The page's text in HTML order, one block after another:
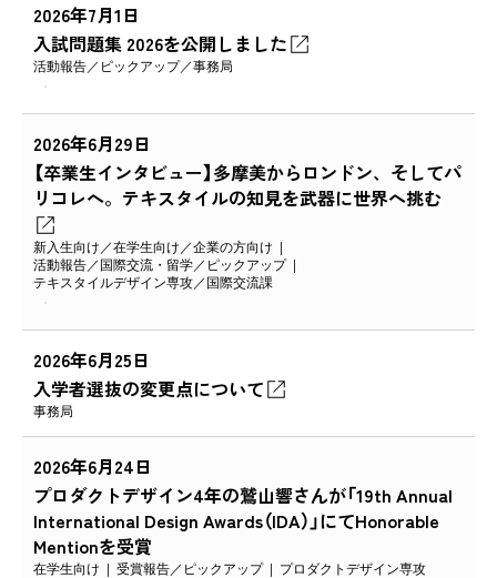
2026年7月1日
入試問題集 2026を公開しました
活動報告 ピックアップ 事務局
2026年6月29日
【卒業生インタビュー】多摩美からロンドン、そしてパ
リコレへ。テキスタイルの知見を武器に世界へ挑む
新入生向け 在学生向け
企業の方向け
活動報告
国際交流・留学
ピックアップ
テキスタイルデザイン専攻
国際交流課
2026年6月25日
入学者選抜の変更点について
事務局
2026年6月24日
プロダクトデザイン4年の鷲山響さんが「19th Annual
International Design Awards（IDA）」にてHonorable
Mentionを受賞
在学生向け 受賞報告 ピックアップ プロダクトデザイン専攻